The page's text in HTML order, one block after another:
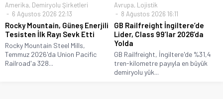
Amerika, Demiryolu Şirketleri
6 Ağustos 2026 22:13
Rocky Mountain, Güneş Enerjili
Tesisten İlk Rayı Sevk Etti
Rocky Mountain Steel Mills,
Temmuz 2026'da Union Pacific
Railroad'a 328...
Avrupa, Lojistik
8 Ağustos 2026 16:11
GB Railfreight İngiltere’de
Lider, Class 99’lar 2026’da
Yolda
GB Railfreight, İngiltere'de %31,4
tren-kilometre payıyla en büyük
demiryolu yük...